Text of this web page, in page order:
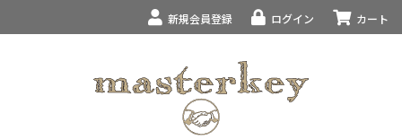
新規会員登録 ログイン カート